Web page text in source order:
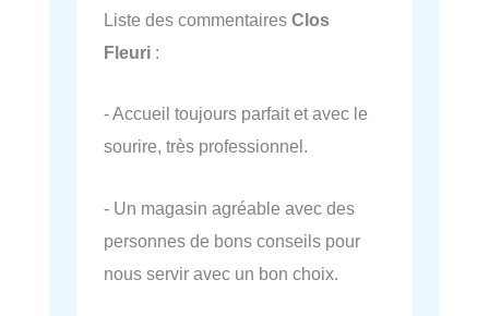
Liste des commentaires Clos
Fleuri :
- Accueil toujours parfait et avec le
sourire, très professionnel.
- Un magasin agréable avec des
personnes de bons conseils pour
nous servir avec un bon choix.